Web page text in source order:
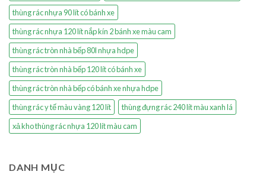
thùng rác nhựa 90 lít có bánh xe
thùng rác nhựa 120 lít nắp kín 2 bánh xe màu cam
thùng rác tròn nhà bếp 80l nhựa hdpe
thùng rác tròn nhà bếp 120 lít có bánh xe
thùng rác tròn nhà bếp có bánh xe nhựa hdpe
thùng rác y tế màu vàng 120 lít
thùng đựng rác 240 lít màu xanh lá
xả kho thùng rác nhựa 120 lít màu cam
DANH MỤC